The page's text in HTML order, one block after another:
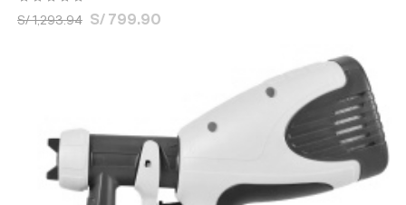
S/ 1,293.94 S/ 799.90